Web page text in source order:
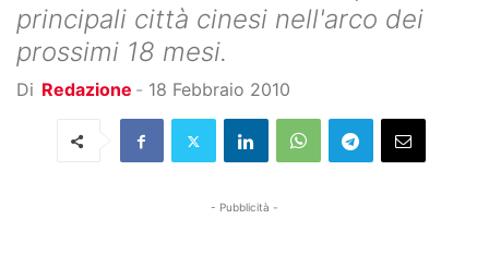
principali città cinesi nell'arco dei
prossimi 18 mesi.
Di Redazione - 18 Febbraio 2010
- Pubblicità -